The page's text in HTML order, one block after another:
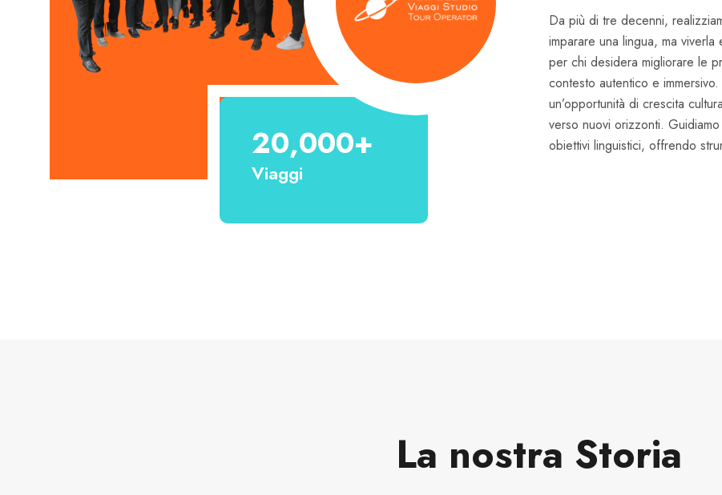
20,000+
Viaggi
Da più di tre decenni,
imparare una lingua, ma
per chi desidera migliorare le
contesto autentico e
un’opportunità di crescita
verso nuovi orizzonti.
obiettivi linguistici, offrendo
La nostra Storia